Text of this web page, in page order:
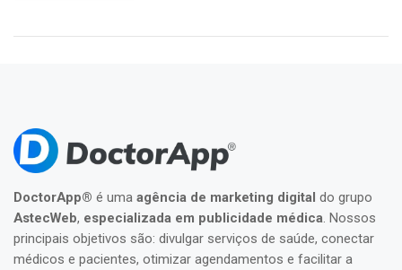
DoctorApp® é uma agência de marketing digital do grupo
AstecWeb, especializada em publicidade médica. Nossos
principais objetivos são: divulgar serviços de saúde, conectar
médicos e pacientes, otimizar agendamentos e facilitar a